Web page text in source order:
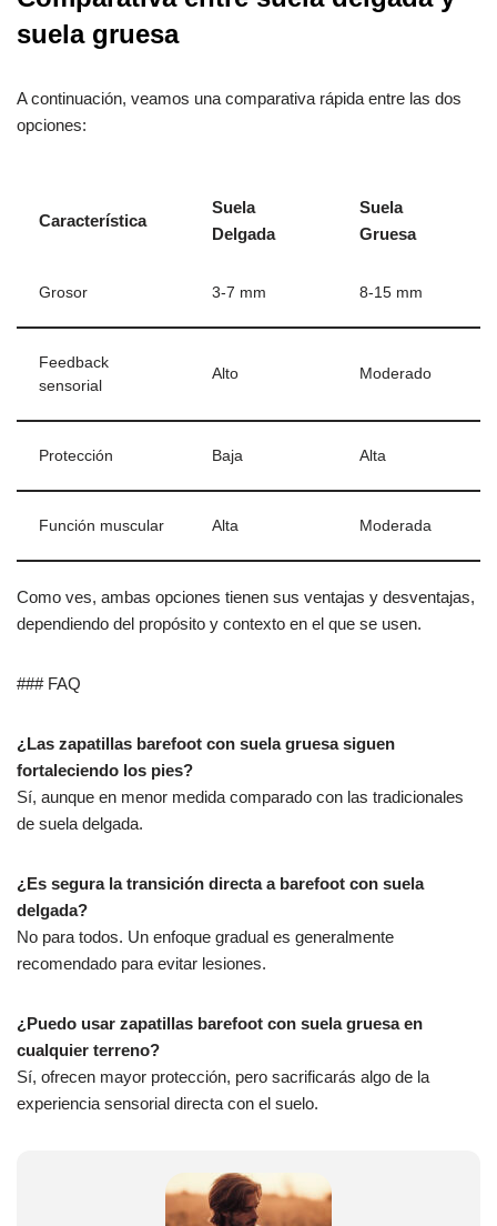
suela gruesa
A continuación, veamos una comparativa rápida entre las dos
opciones:
Característica
Suela
Delgada
Suela
Gruesa
Grosor 3-7 mm 8-15 mm
Feedback
sensorial
Alto Moderado
Protección Baja Alta
Función muscular Alta Moderada
Como ves, ambas opciones tienen sus ventajas y desventajas,
dependiendo del propósito y contexto en el que se usen.
### FAQ
¿Las zapatillas barefoot con suela gruesa siguen
fortaleciendo los pies?
Sí, aunque en menor medida comparado con las tradicionales
de suela delgada.
¿Es segura la transición directa a barefoot con suela
delgada?
No para todos. Un enfoque gradual es generalmente
recomendado para evitar lesiones.
¿Puedo usar zapatillas barefoot con suela gruesa en
cualquier terreno?
Sí, ofrecen mayor protección, pero sacrificarás algo de la
experiencia sensorial directa con el suelo.